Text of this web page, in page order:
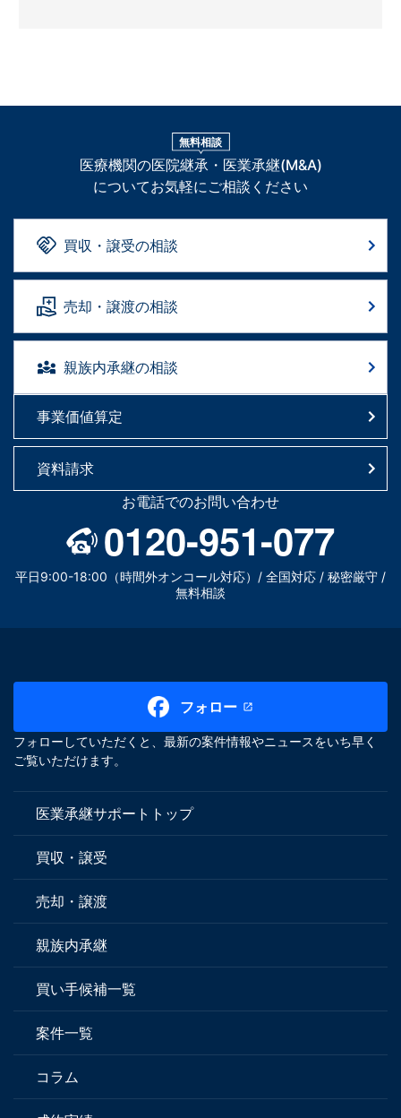
無料相談
医療機関の医院継承・医業承継(M&A)
についてお気軽にご相談ください
買収・譲受の相談
売却・譲渡の相談
親族内承継の相談
事業価値算定
資料請求
お電話でのお問い合わせ
0120-951-077
平日9:00-18:00（時間外オンコール対応）/ 全国対応 / 秘密厳守 /
無料相談
フォロー
フォローしていただくと、最新の案件情報やニュースをいち早く
ご覧いただけます。
医業承継サポートトップ
買収・譲受
売却・譲渡
親族内承継
買い手候補一覧
案件一覧
コラム